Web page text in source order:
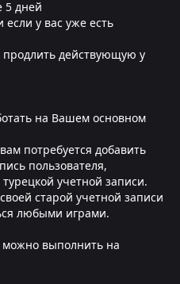
5 дней
если у вас уже есть
действующую у
на Вашем основном
потребуется добавить
пользователя,
учетной записи.
старой учетной записи
любыми играми.
выполнить на